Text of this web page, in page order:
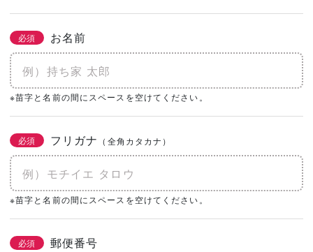
必須 お名前
※苗字と名前の間にスペースを空けてください。
必須 フリガナ （全角カタカナ）
※苗字と名前の間にスペースを空けてください。
必須 郵便番号